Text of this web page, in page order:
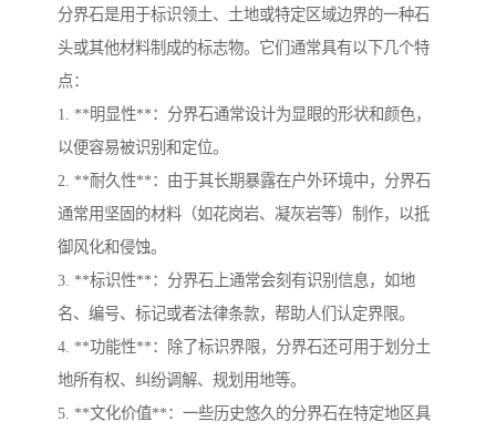
分界石是用于标识领土、土地或特定区域边界的一种石
头或其他材料制成的标志物。它们通常具有以下几个特
点：
1. **明显性**：分界石通常设计为显眼的形状和颜色，
以便容易被识别和定位。
2. **耐久性**：由于其长期暴露在户外环境中，分界石
通常用坚固的材料（如花岗岩、凝灰岩等）制作，以抵
御风化和侵蚀。
3. **标识性**：分界石上通常会刻有识别信息，如地
名、编号、标记或者法律条款，帮助人们认定界限。
4. **功能性**：除了标识界限，分界石还可用于划分土
地所有权、纠纷调解、规划用地等。
5. **文化价值**：一些历史悠久的分界石在特定地区具